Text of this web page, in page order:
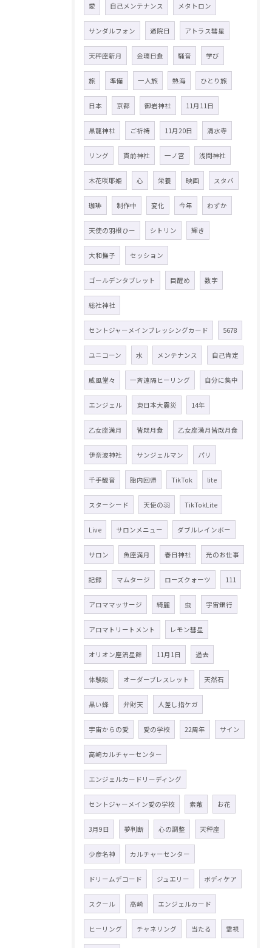
愛 自己メンテナンス メタトロン
サンダルフォン 通院日 アトラス彗星
天秤座新月 金環日食 騒音 学び
旅 準備 一人旅 熱海 ひとり旅
日本 京都 御岩神社 11月11日
黒龍神社 ご祈祷 11月20日 清水寺
リング 貫前神社 一ノ宮 浅間神社
木花咲耶姫 心 栄養 映画 スタバ
珈琲 制作中 変化 今年 わずか
天使の羽根ひー シトリン 輝き
大和撫子 セッション
ゴールデンタブレット 目醒め 数字
総社神社
セントジャーメインブレッシングカード 5678
ユニコーン 水 メンテナンス 自己肯定
威風堂々 一斉遠隔ヒーリング 自分に集中
エンジェル 東日本大震災 14年
乙女座満月 皆既月食 乙女座満月皆既月食
伊奈波神社 サンジェルマン パリ
千手観音 胎内回帰 TikTok lite
スターシード 天使の羽 TikTokLite
Live サロンメニュー ダブルレインボー
サロン 魚座満月 春日神社 光のお仕事
記録 マムタージ ローズクォーツ 111
アロママッサージ 綺麗 虫 宇宙銀行
アロマトリートメント レモン彗星
オリオン座流星群 11月1日 過去
体験談 オーダーブレスレット 天然石
黒い蜂 弁財天 人差し指ケガ
宇宙からの愛 愛の学校 22周年 サイン
高崎カルチャーセンター
エンジェルカードリーディング
セントジャーメイン愛の学校 素敵 お花
3月9日 夢判断 心の調整 天秤座
少彦名神 カルチャーセンター
ドリームデコード ジュエリー ボディケア
スクール 高崎 エンジェルカード
ヒーリング チャネリング 当たる 霊視